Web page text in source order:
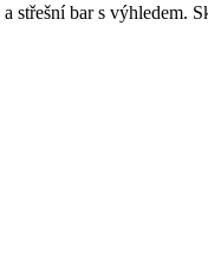
bar s výhledem.